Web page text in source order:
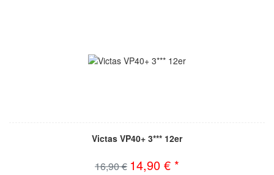
Victas VP40+ 3*** 12er
16,90 € 14,90 € *